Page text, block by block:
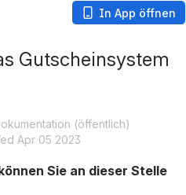
In App öffnen
Gutscheinsystem
(öffentlich)
Apr 05 2023
Sie an dieser Stelle